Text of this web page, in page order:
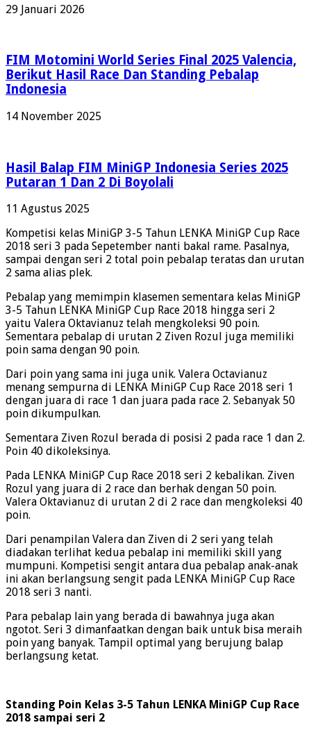
29 Januari 2026
FIM Motomini World Series Final 2025 Valencia,
Berikut Hasil Race Dan Standing Pebalap
Indonesia
14 November 2025
Hasil Balap FIM MiniGP Indonesia Series 2025
Putaran 1 Dan 2 Di Boyolali
11 Agustus 2025
Kompetisi kelas MiniGP 3-5 Tahun LENKA MiniGP Cup Race
2018 seri 3 pada Sepetember nanti bakal rame. Pasalnya,
sampai dengan seri 2 total poin pebalap teratas dan urutan
2 sama alias plek.
Pebalap yang memimpin klasemen sementara kelas MiniGP
3-5 Tahun LENKA MiniGP Cup Race 2018 hingga seri 2
yaitu Valera Oktavianuz telah mengkoleksi 90 poin.
Sementara pebalap di urutan 2 Ziven Rozul juga memiliki
poin sama dengan 90 poin.
Dari poin yang sama ini juga unik. Valera Octavianuz
menang sempurna di LENKA MiniGP Cup Race 2018 seri 1
dengan juara di race 1 dan juara pada race 2. Sebanyak 50
poin dikumpulkan.
Sementara Ziven Rozul berada di posisi 2 pada race 1 dan 2.
Poin 40 dikoleksinya.
Pada LENKA MiniGP Cup Race 2018 seri 2 kebalikan. Ziven
Rozul yang juara di 2 race dan berhak dengan 50 poin.
Valera Oktavianuz di urutan 2 di 2 race dan mengkoleksi 40
poin.
Dari penampilan Valera dan Ziven di 2 seri yang telah
diadakan terlihat kedua pebalap ini memiliki skill yang
mumpuni. Kompetisi sengit antara dua pebalap anak-anak
ini akan berlangsung sengit pada LENKA MiniGP Cup Race
2018 seri 3 nanti.
Para pebalap lain yang berada di bawahnya juga akan
ngotot. Seri 3 dimanfaatkan dengan baik untuk bisa meraih
poin yang banyak. Tampil optimal yang berujung balap
berlangsung ketat.
Standing Poin Kelas 3-5 Tahun LENKA MiniGP Cup Race
2018 sampai seri 2